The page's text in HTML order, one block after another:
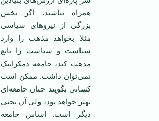
همراه نباشند. اگر بخش
بزرگی از نیروهای سیاسی
مثلا بخواهد مذهب را وارد
سیاست و سیاست را تابع
مذهب کند، جامعه دمکراتیک
نمی‌توان داشت. ممکن است
کسانی بگویند چنان جامعه‌ای
بهتر خواهد بود، ولی آن بحثی
دیگر است. اساس جامعه